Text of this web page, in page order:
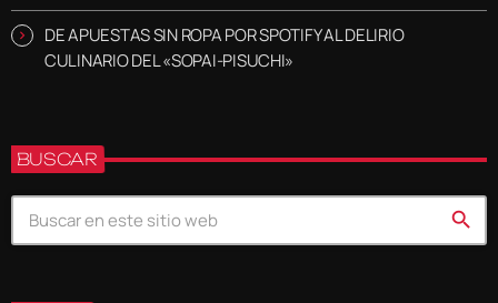
DE APUESTAS SIN ROPA POR SPOTIFY AL DELIRIO
CULINARIO DEL «SOPAI-PISUCHI»
BUSCAR
search